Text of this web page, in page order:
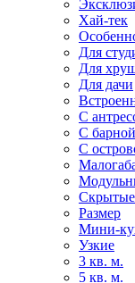
Хай-тек
Для
Для
Для дачи
С
С
С
Размер
Мини-
Узкие
3 кв. м.
5 кв. м.